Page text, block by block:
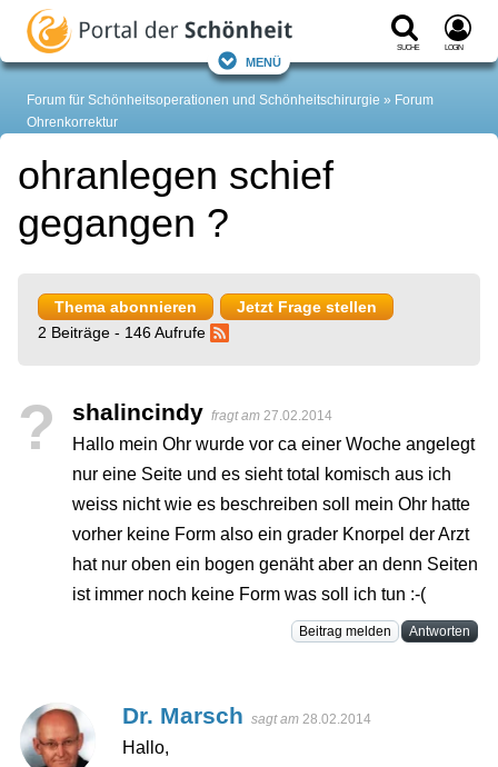
Suche Login
Menü
Forum für Schönheitsoperationen und Schönheitschirurgie
Forum
Ohrenkorrektur
ohranlegen schief
gegangen ?
Thema abonnieren
Jetzt Frage stellen
2 Beiträge - 146 Aufrufe
? shalincindy fragt am 27.02.2014
Hallo mein Ohr wurde vor ca einer Woche angelegt
nur eine Seite und es sieht total komisch aus ich
weiss nicht wie es beschreiben soll mein Ohr hatte
vorher keine Form also ein grader Knorpel der Arzt
hat nur oben ein bogen genäht aber an denn Seiten
ist immer noch keine Form was soll ich tun :-(
Beitrag melden Antworten
Dr. Marsch sagt am 28.02.2014
Hallo,